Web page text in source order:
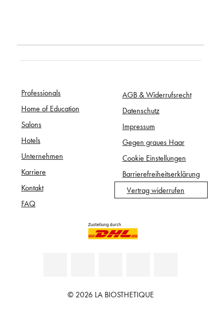
Professionals
Home of Education
Salons
Hotels
Unternehmen
Karriere
Kontakt
FAQ
AGB & Widerrufsrecht
Datenschutz
Impressum
Gegen graues Haar
Cookie Einstellungen
Barrierefreiheitserklärung
Vertrag widerrufen
© 2026 LA BIOSTHETIQUE